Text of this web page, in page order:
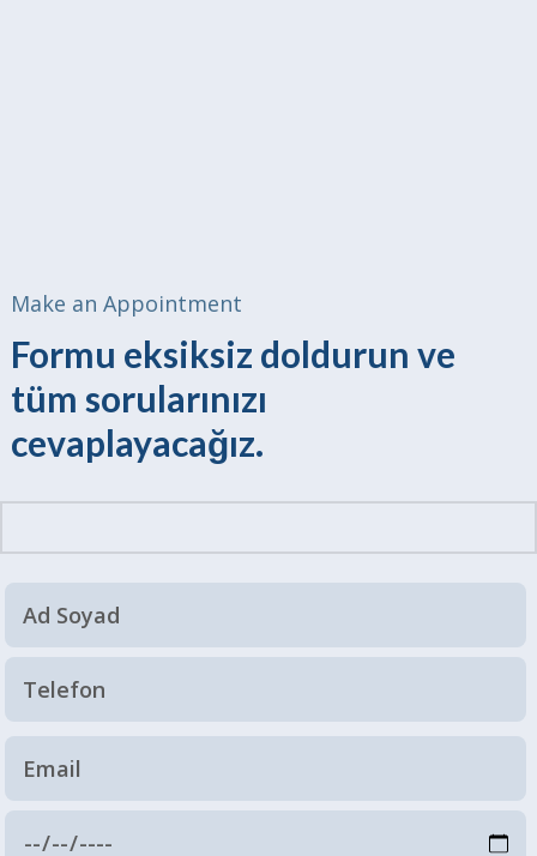
Make an Appointment
Formu eksiksiz doldurun ve
tüm sorularınızı
cevaplayacağız.